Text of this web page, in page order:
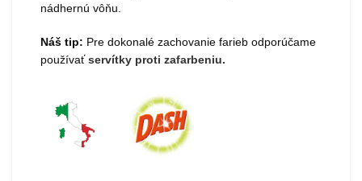
nádhernú vôňu.
Náš tip: Pre dokonalé zachovanie farieb odporúčame
používaťservítky proti zafarbeniu.